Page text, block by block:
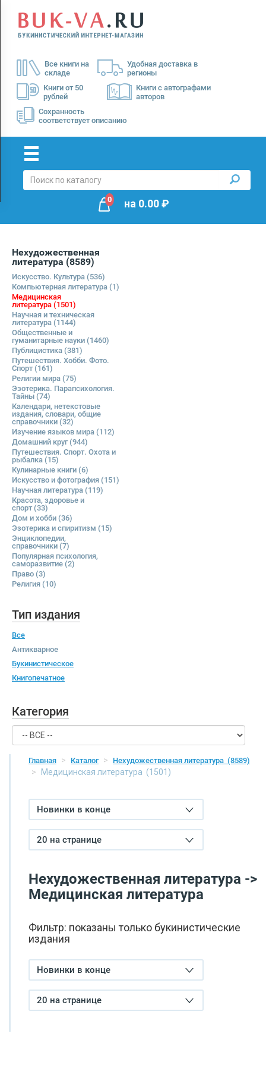
Все книги на
складе
Удобная доставка в
регионы
Книги от 50
рублей
Книги с автографами
авторов
Сохранность
соответствует описанию
Menu
Доставка
Оплата
0 на 0.00₽
Нехудожественная
литература (8589)
Искусство. Культура (536)
Компьютерная литература (1)
Медицинская
литература (1501)
Научная и техническая
литература (1144)
Общественные и
гуманитарные науки (1460)
Публицистика (381)
Путешествия. Хобби. Фото.
Спорт(161)
Религии мира (75)
Эзотерика. Парапсихология.
Тайны (74)
Календари, нетекстовые
издания, словари, общие
справочники (32)
Изучение языков мира (112)
Домашний круг(944)
Путешествия. Спорт. Охота и
рыбалка (15)
Кулинарные книги (6)
Искусство и фотография (151)
Научная литература (119)
Красота, здоровье и
спорт(33)
Дом и хобби (36)
Эзотерика и спиритизм (15)
Энциклопедии,
справочники (7)
Популярная психология,
саморазвитие (2)
Право (3)
Религия (10)
Тип издания
Все
Антикварное
Букинистическое
Книгопечатное
Категория
Главная Каталог Нехудожественная литература (8589)
Медицинская литература (1501)
Новинки в конце
20 на странице
Нехудожественная литература ->
Медицинская литература
Фильтр: показаны только букинистические
издания
Новинки в конце
20 на странице